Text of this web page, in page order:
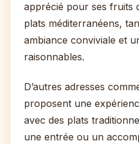
apprécié pour ses fruits
plats méditerranéens,
ambiance conviviale et
raisonnables.
D’autres adresses
proposent une
avec des plats
une entrée ou un